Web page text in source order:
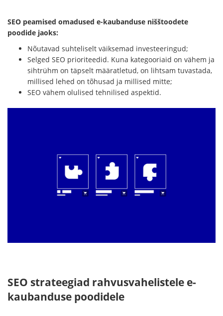
SEO peamised omadused e-kaubanduse nišštoodete
poodide jaoks:
Nõutavad suhteliselt väiksemad investeeringud;
Selged SEO prioriteedid. Kuna kategooriaid on vähem ja
sihtrühm on täpselt määratletud, on lihtsam tuvastada,
millised lehed on tõhusad ja millised mitte;
SEO vähem olulised tehnilised aspektid.
SEO strateegiad rahvusvahelistele e-
kaubanduse poodidele